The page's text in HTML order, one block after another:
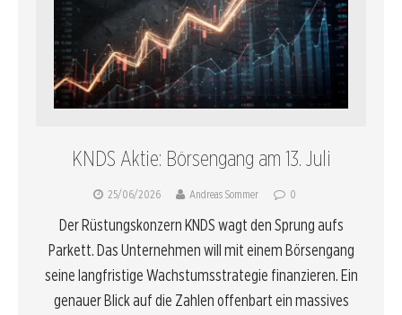
KNDS Aktie: Börsengang am 13. Juli
25/06/2026 Andreas Sommer 0
Der Rüstungskonzern KNDS wagt den Sprung aufs
Parkett. Das Unternehmen will mit einem Börsengang
seine langfristige Wachstumsstrategie finanzieren. Ein
genauer Blick auf die Zahlen offenbart ein massives